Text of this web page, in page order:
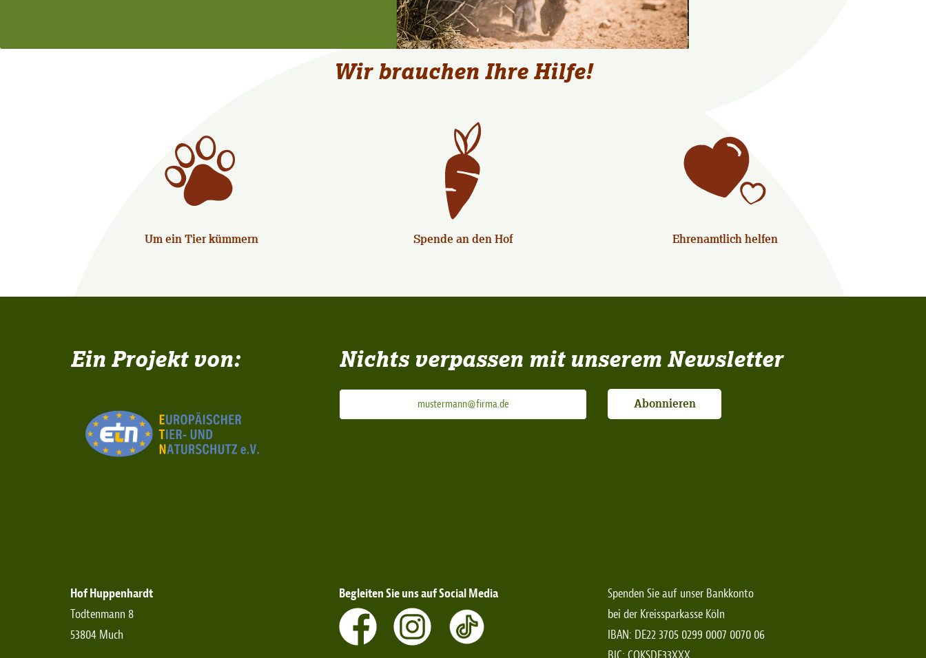
Wir brauchen Ihre Hilfe!
Um ein Tier kümmern Spende an den Hof Ehrenamtlich helfen
Ein Projekt von: Nichts verpassen mit unserem Newsletter
Abonnieren
Hof Huppenhardt
Todtenmann 8
53804 Much
Begleiten Sie uns auf Social Media
Spenden Sie auf unser Bankkonto
bei der Kreissparkasse Köln
IBAN: DE22 3705 0299 0007 0070 06